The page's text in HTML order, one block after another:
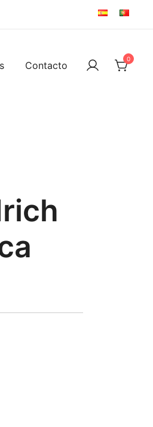
Contacto
0